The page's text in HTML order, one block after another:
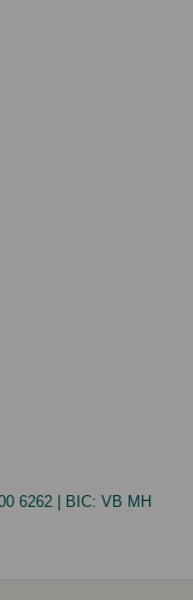
6262 | BIC: VB MH